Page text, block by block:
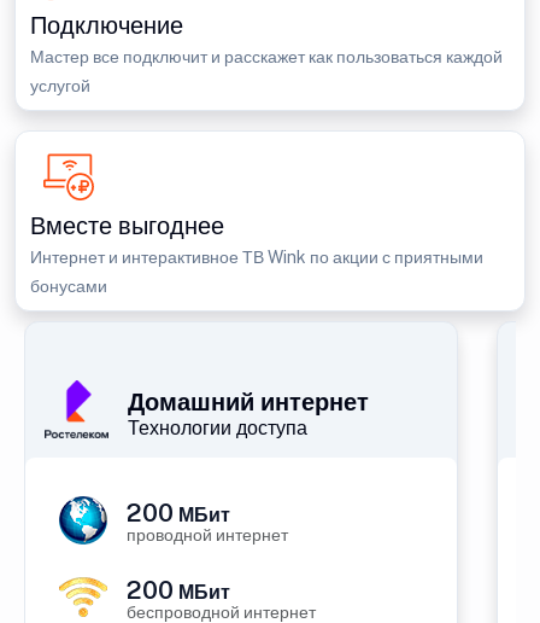
Подключение
Мастер все подключит и расскажет как пользоваться каждой
услугой
Вместе выгоднее
Интернет и интерактивное ТВ Wink по акции с приятными
бонусами
Домашний интернет
Технологии доступа
200 МБит
проводной интернет
200 МБит
беспроводной интернет